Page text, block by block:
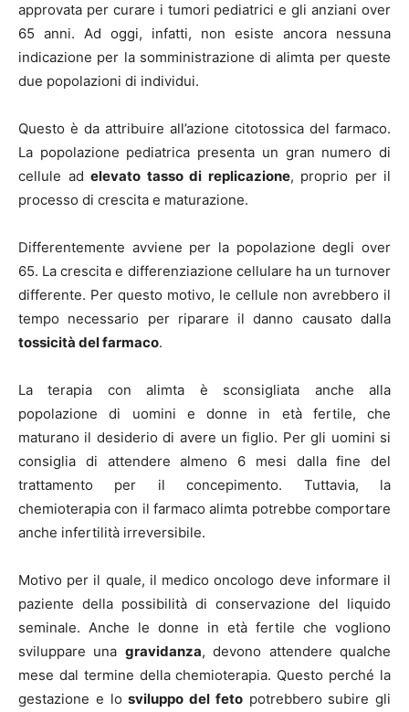
approvata per curare i tumori pediatrici e gli anziani over
65 anni. Ad oggi, infatti, non esiste ancora nessuna
indicazione per la somministrazione di alimta per queste
due popolazioni di individui.
Questo è da attribuire all’azione citotossica del farmaco.
La popolazione pediatrica presenta un gran numero di
cellule ad elevato tasso di replicazione, proprio per il
processo di crescita e maturazione.
Differentemente avviene per la popolazione degli over
65. La crescita e differenziazione cellulare ha un turnover
differente. Per questo motivo, le cellule non avrebbero il
tempo necessario per riparare il danno causato dalla
tossicità del farmaco.
La terapia con alimta è sconsigliata anche alla
popolazione di uomini e donne in età fertile, che
maturano il desiderio di avere un figlio. Per gli uomini si
consiglia di attendere almeno 6 mesi dalla fine del
trattamento per il concepimento. Tuttavia, la
chemioterapia con il farmaco alimta potrebbe comportare
anche infertilità irreversibile.
Motivo per il quale, il medico oncologo deve informare il
paziente della possibilità di conservazione del liquido
seminale. Anche le donne in età fertile che vogliono
sviluppare una gravidanza, devono attendere qualche
mese dal termine della chemioterapia. Questo perché la
gestazione e losviluppo del fetopotrebbero subire gli